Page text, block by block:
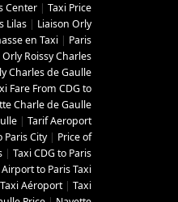
Center | Taxi Price
Lilas | Liaison Orly
en Taxi | Paris
Orly Roissy Charles
Charles de Gaulle
Fare From CDG to
Charle de Gaulle
| Tarif Aeroport
Paris City| Price of
| Taxi CDG to Paris
Airport to Paris Taxi
Aéroport| Taxi